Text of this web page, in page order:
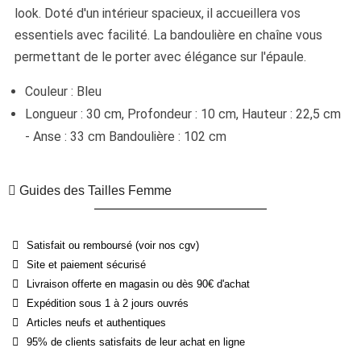
look. Doté d'un intérieur spacieux, il accueillera vos
essentiels avec facilité. La bandoulière en chaîne vous
permettant de le porter avec élégance sur l'épaule.
Couleur : Bleu
Longueur : 30 cm, Profondeur : 10 cm, Hauteur : 22,5 cm
- Anse : 33 cm Bandoulière : 102 cm
Guides des Tailles Femme
Satisfait ou remboursé (voir nos cgv)
Site et paiement sécurisé
Livraison offerte en magasin ou dès 90€ d'achat
Expédition sous 1 à 2 jours ouvrés
Articles neufs et authentiques
95% de clients satisfaits de leur achat en ligne